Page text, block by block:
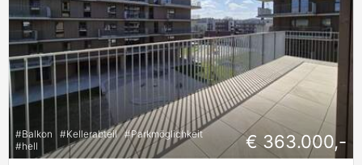
#Balkon #Kellerabteil #Parkmöglichkeit
#hell € 363.000,-